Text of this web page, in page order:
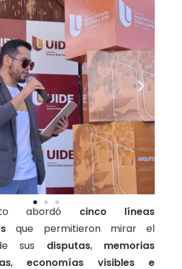
abordó cinco líneas
que permitieron mirar el
sus disputas, memorias
, economías visibles e